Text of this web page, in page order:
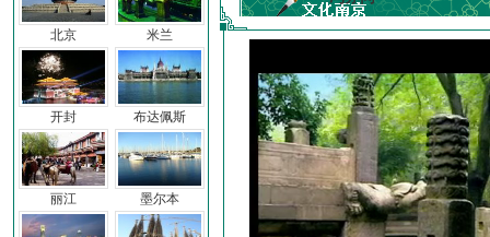
北京
开封
丽江
米兰
布达佩斯
墨尔本